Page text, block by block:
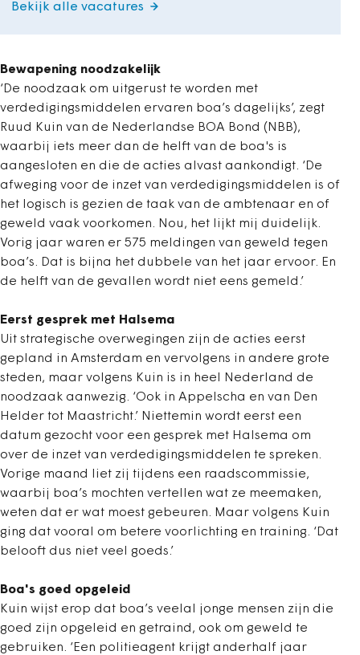
Bekijk alle vacatures
Bewapening noodzakelijk
‘De noodzaak om uitgerust te worden met
verdedigingsmiddelen ervaren boa’s dagelijks’, zegt
Ruud Kuin van de Nederlandse BOA Bond (NBB),
waarbij iets meer dan de helft van de boa's is
aangesloten en die de acties alvast aankondigt. ‘De
afweging voor de inzet van verdedigingsmiddelen is of
het logisch is gezien de taak van de ambtenaar en of
geweld vaak voorkomen. Nou, het lijkt mij duidelijk.
Vorig jaar waren er 575 meldingen van geweld tegen
boa’s. Dat is bijna het dubbele van het jaar ervoor. En
de helft van de gevallen wordt niet eens gemeld.’
Eerst gesprek met Halsema
Uit strategische overwegingen zijn de acties eerst
gepland in Amsterdam en vervolgens in andere grote
steden, maar volgens Kuin is in heel Nederland de
noodzaak aanwezig. ‘Ook in Appelscha en van Den
Helder tot Maastricht.’ Niettemin wordt eerst een
datum gezocht voor een gesprek met Halsema om
over de inzet van verdedigingsmiddelen te spreken.
Vorige maand liet zij tijdens een raadscommissie,
waarbij boa’s mochten vertellen wat ze meemaken,
weten dat er wat moest gebeuren. Maar volgens Kuin
ging dat vooral om betere voorlichting en training. ‘Dat
belooft dus niet veel goeds.’
Boa's goed opgeleid
Kuin wijst erop dat boa’s veelal jonge mensen zijn die
goed zijn opgeleid en getraind, ook om geweld te
gebruiken. ‘Een politieagent krijgt anderhalf jaar